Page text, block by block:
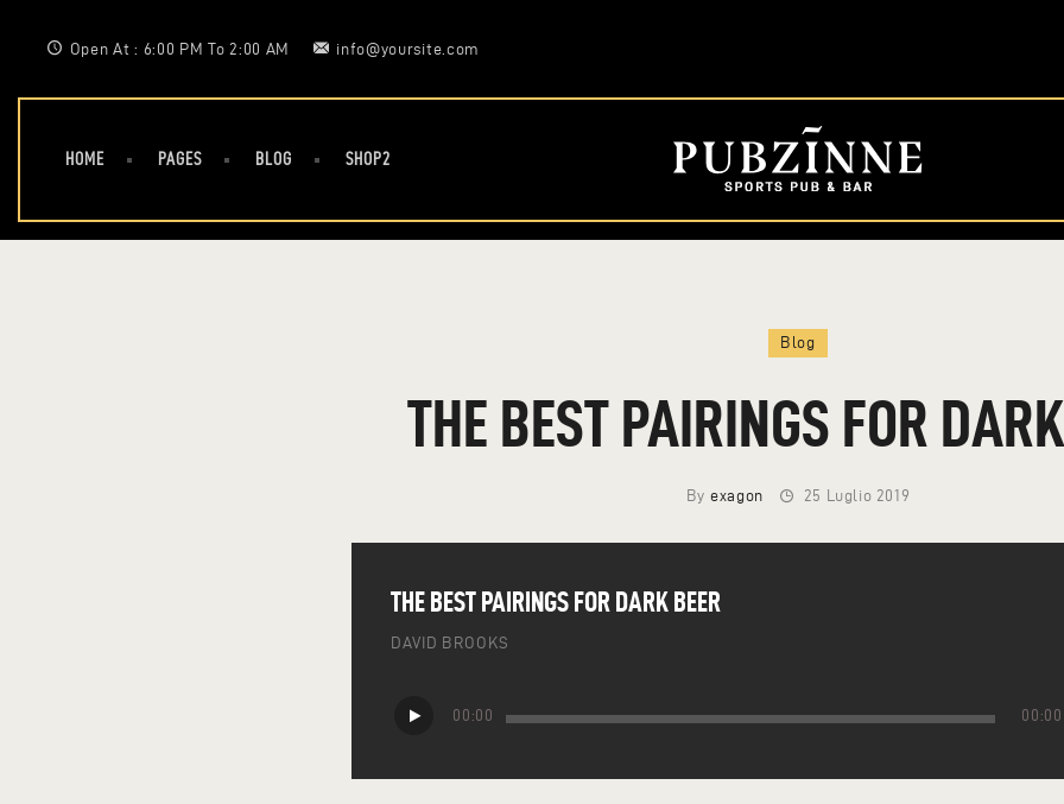
Open At : 6:00 PM To 2:00 AM info@yoursite.com
HOME PAGES BLOG SHOP2
Blog
THE BEST PAIRINGS FOR
By exagon 25 Luglio 2019
DAVID BROOKS
THE BEST PAIRINGS FOR DARK BEER
Audio
00:00 00:00